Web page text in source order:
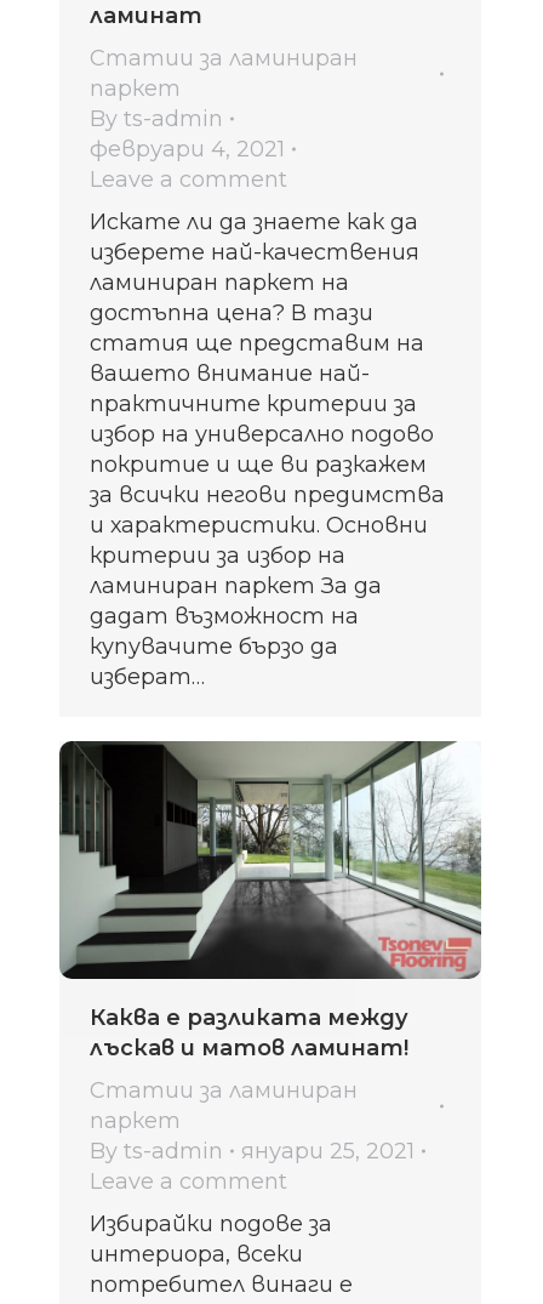
ламинат
Статии за ламиниран
паркет
Byts-admin
февруари 4, 2021
Leave a comment
Искате ли да знаете как да
изберете най-качествения
ламиниран паркет на
достъпна цена? В тази
статия ще представим на
вашето внимание най-
практичните критерии за
избор на универсално подово
покритие и ще ви разкажем
за всички негови предимства
и характеристики. Основни
критерии за избор на
ламиниран паркет За да
дадат възможност на
купувачите бързо да
изберат…
Каква е разликата между
лъскав и матов ламинат!
Статии за ламиниран
паркет
Byts-admin
януари 25, 2021
Leave a comment
Избирайки подове за
интериора, всеки
потребител винаги е